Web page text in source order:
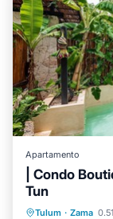
Apartamento
| Condo
Tun
Tulum · Zama